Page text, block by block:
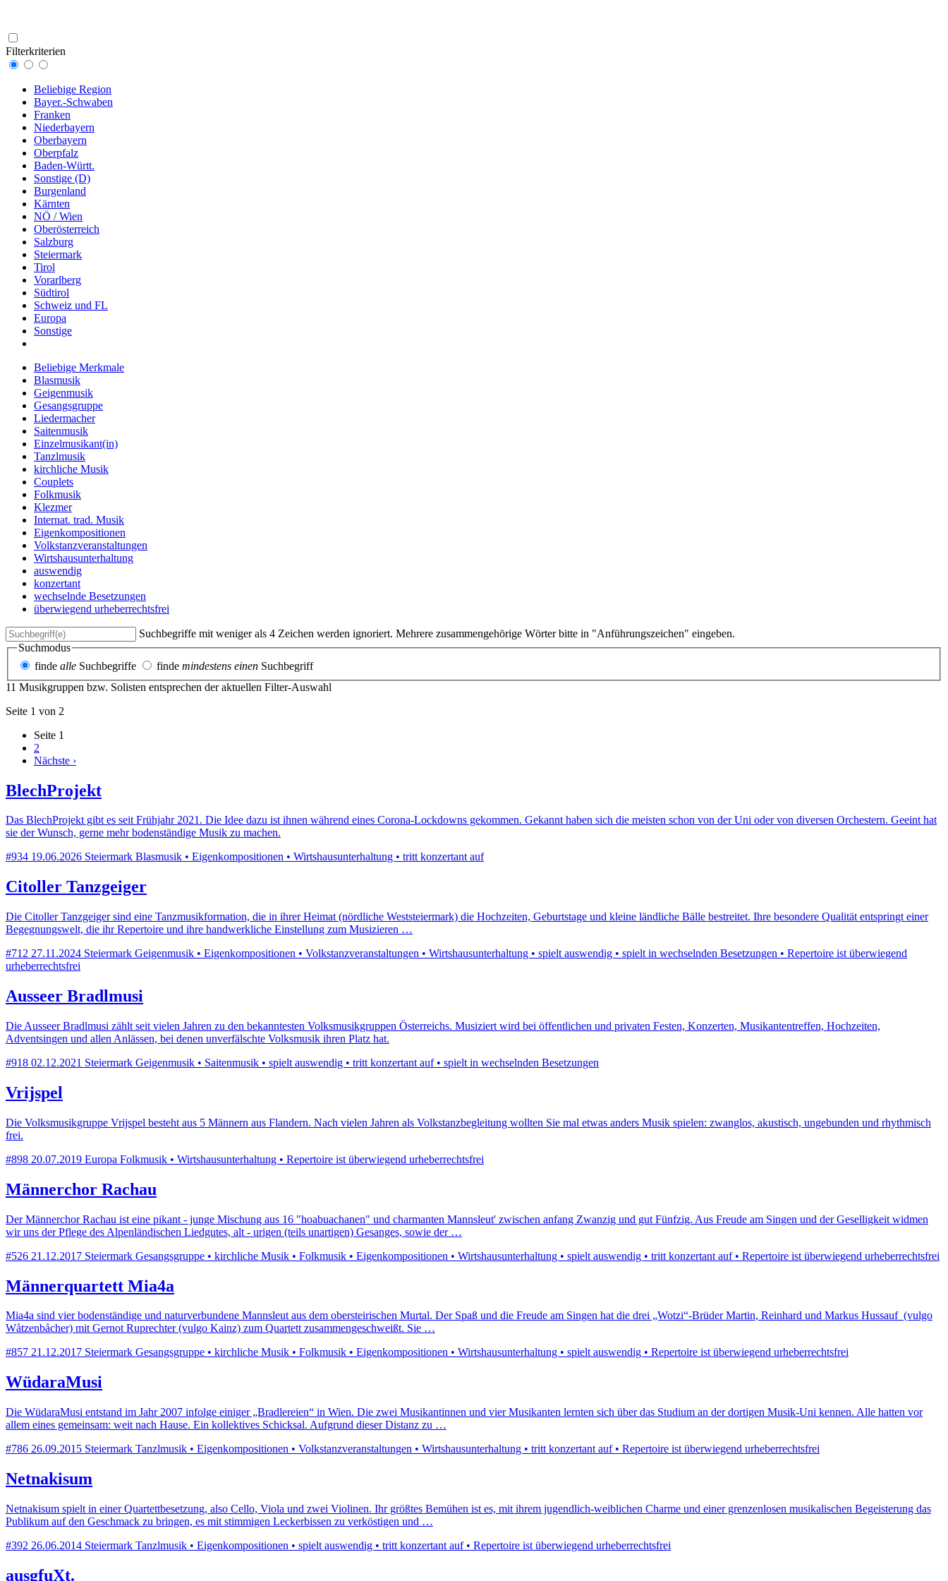
Filterkriterien
Beliebige Region
Bayer.-Schwaben
Franken
Niederbayern
Oberbayern
Oberpfalz
Baden-Württ.
Sonstige (D)
Burgenland
Kärnten
NÖ / Wien
Oberösterreich
Salzburg
Steiermark
Tirol
Vorarlberg
Südtirol
Schweiz und FL
Europa
Sonstige
Beliebige Merkmale
Blasmusik
Geigenmusik
Gesangsgruppe
Liedermacher
Saitenmusik
Einzelmusikant(in)
Tanzlmusik
kirchliche Musik
Couplets
Folkmusik
Klezmer
Internat. trad. Musik
Eigenkompositionen
Volkstanzveranstaltungen
Wirtshausunterhaltung
auswendig
konzertant
wechselnde Besetzungen
überwiegend urheberrechtsfrei
Suchbegriffe mit weniger als 4 Zeichen werden ignoriert. Mehrere zusammengehörige Wörter bitte in "Anführungszeichen" eingeben.
Suchmodus
finde alle Suchbegriffe finde mindestens einen Suchbegriff
11 Musikgruppen bzw. Solisten entsprechen der aktuellen Filter-Auswahl
Seite 1 von 2
Seite 1
2
Nächste ›
BlechProjekt
Das BlechProjekt gibt es seit Frühjahr 2021. Die Idee dazu ist ihnen während eines Corona-Lockdowns gekommen. Gekannt haben sich die meisten schon von der Uni oder von diversen Orchestern. Geeint hat
sie der Wunsch, gerne mehr bodenständige Musik zu machen.
#934 19.06.2026 Steiermark Blasmusik • Eigenkompositionen • Wirtshausunterhaltung • tritt konzertant auf
Citoller Tanzgeiger
Die Citoller Tanzgeiger sind eine Tanzmusikformation, die in ihrer Heimat (nördliche Weststeiermark) die Hochzeiten, Geburtstage und kleine ländliche Bälle bestreitet. Ihre besondere Qualität entspringt einer
Begegnungswelt, die ihr Repertoire und ihre handwerkliche Einstellung zum Musizieren …
#712 27.11.2024 Steiermark Geigenmusik • Eigenkompositionen • Volkstanzveranstaltungen • Wirtshausunterhaltung • spielt auswendig • spielt in wechselnden Besetzungen • Repertoire ist überwiegend
urheberrechtsfrei
Ausseer Bradlmusi
Die Ausseer Bradlmusi zählt seit vielen Jahren zu den bekanntesten Volksmusikgruppen Österreichs. Musiziert wird bei öffentlichen und privaten Festen, Konzerten, Musikantentreffen, Hochzeiten,
Adventsingen und allen Anlässen, bei denen unverfälschte Volksmusik ihren Platz hat.
#918 02.12.2021 Steiermark Geigenmusik • Saitenmusik • spielt auswendig • tritt konzertant auf • spielt in wechselnden Besetzungen
Vrijspel
Die Volksmusikgruppe Vrijspel besteht aus 5 Männern aus Flandern. Nach vielen Jahren als Volkstanzbegleitung wollten Sie mal etwas anders Musik spielen: zwanglos, akustisch, ungebunden und rhythmisch
frei.
#898 20.07.2019 Europa Folkmusik • Wirtshausunterhaltung • Repertoire ist überwiegend urheberrechtsfrei
Männerchor Rachau
Der Männerchor Rachau ist eine pikant - junge Mischung aus 16 "hoabuachanen" und charmanten Mannsleut' zwischen anfang Zwanzig und gut Fünfzig. Aus Freude am Singen und der Geselligkeit widmen
wir uns der Pflege des Alpenländischen Liedgutes, alt - urigen (teils unartigen) Gesanges, sowie der …
#526 21.12.2017 Steiermark Gesangsgruppe • kirchliche Musik • Folkmusik • Eigenkompositionen • Wirtshausunterhaltung • spielt auswendig • tritt konzertant auf • Repertoire ist überwiegend urheberrechtsfrei
Männerquartett Mia4a
Mia4a sind vier bodenständige und naturverbundene Mannsleut aus dem obersteirischen Murtal. Der Spaß und die Freude am Singen hat die drei „Wotzi“-Brüder Martin, Reinhard und Markus Hussauf (vulgo
Wåtzenbåcher) mit Gernot Ruprechter (vulgo Kainz) zum Quartett zusammengeschweißt. Sie …
#857 21.12.2017 Steiermark Gesangsgruppe • kirchliche Musik • Folkmusik • Eigenkompositionen • Wirtshausunterhaltung • spielt auswendig • Repertoire ist überwiegend urheberrechtsfrei
WüdaraMusi
Die WüdaraMusi entstand im Jahr 2007 infolge einiger „Bradlereien“ in Wien. Die zwei Musikantinnen und vier Musikanten lernten sich über das Studium an der dortigen Musik-Uni kennen. Alle hatten vor
allem eines gemeinsam: weit nach Hause. Ein kollektives Schicksal. Aufgrund dieser Distanz zu …
#786 26.09.2015 Steiermark Tanzlmusik • Eigenkompositionen • Volkstanzveranstaltungen • Wirtshausunterhaltung • tritt konzertant auf • Repertoire ist überwiegend urheberrechtsfrei
Netnakisum
Netnakisum spielt in einer Quartettbesetzung, also Cello, Viola und zwei Violinen. Ihr größtes Bemühen ist es, mit ihrem jugendlich-weiblichen Charme und einer grenzenlosen musikalischen Begeisterung das
Publikum auf den Geschmack zu bringen, es mit stimmigen Leckerbissen zu verköstigen und …
#392 26.06.2014 Steiermark Tanzlmusik • Eigenkompositionen • spielt auswendig • tritt konzertant auf • Repertoire ist überwiegend urheberrechtsfrei
ausgfuXt.